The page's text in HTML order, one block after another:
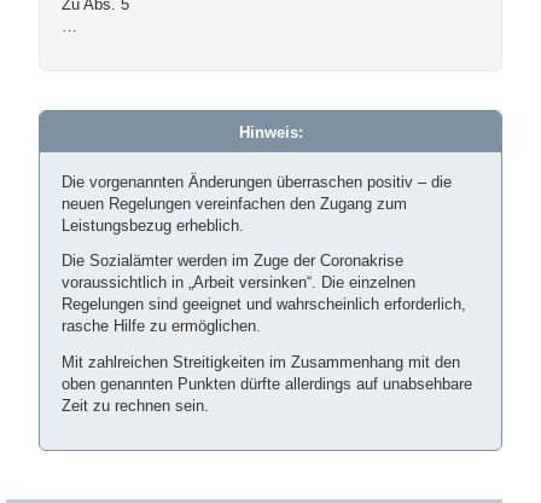
Zu Abs. 5
…
Hinweis:
Die vorgenannten Änderungen überraschen positiv – die
neuen Regelungen vereinfachen den Zugang zum
Leistungsbezug erheblich.
Die Sozialämter werden im Zuge der Coronakrise
voraussichtlich in „Arbeit versinken“. Die einzelnen
Regelungen sind geeignet und wahrscheinlich erforderlich,
rasche Hilfe zu ermöglichen.
Mit zahlreichen Streitigkeiten im Zusammenhang mit den
oben genannten Punkten dürfte allerdings auf unabsehbare
Zeit zu rechnen sein.